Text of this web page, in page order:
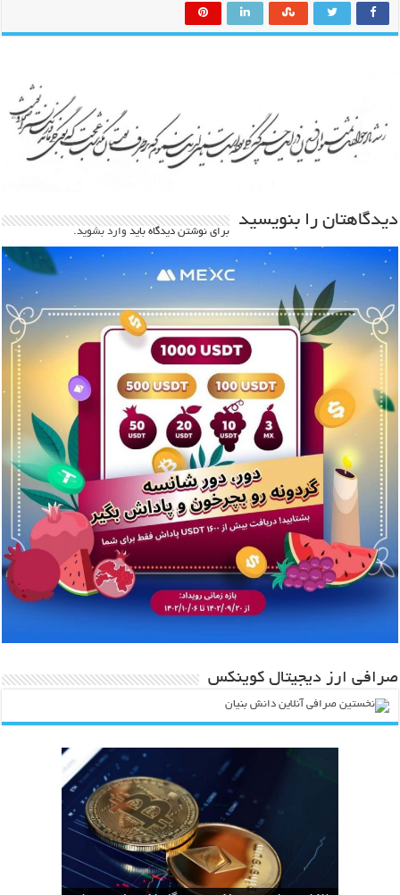
دیدگاهتان را بنویسید
برای نوشتن دیدگاه باید وارد بشوید.
صرافی ارز دیجیتال کوینکس